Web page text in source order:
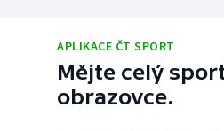
APLIKACE ČT SPORT
Mějte celý
obrazovce.